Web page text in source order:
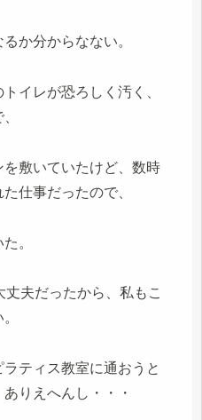
か分からなない。
イレが恐ろしく汚く、
敷いていたけど、数時
仕事だったので、
。
夫だったから、私もこ
ティス教室に通おうと
りえへんし・・・